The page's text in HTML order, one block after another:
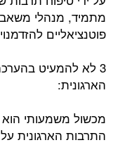
מתמיד, מנהלי
פוטנציאליים
3 לא להמעיט
הארגונית:
מכשול משמעותי
התרבות הארגונית